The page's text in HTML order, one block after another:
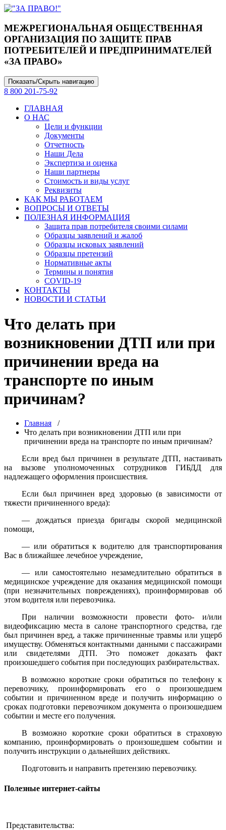
МЕЖРЕГИОНАЛЬНАЯ ОБЩЕСТВЕННАЯ
ОРГАНИЗАЦИЯ ПО ЗАЩИТЕ ПРАВ
ПОТРЕБИТЕЛЕЙ И ПРЕДПРИНИМАТЕЛЕЙ
«ЗА ПРАВО»
Показать/Скрыть навигацию
8 800 201-75-92
ГЛАВНАЯ
О НАС
Цели и функции
Документы
Отчетность
Наши Дела
Экспертиза и оценка
Наши партнеры
Стоимость и виды услуг
Реквизиты
КАК МЫ РАБОТАЕМ
ВОПРОСЫ И ОТВЕТЫ
ПОЛЕЗНАЯ ИНФОРМАЦИЯ
Защита прав потребителя своими силами
Образцы заявлений и жалоб
Образцы исковых заявлений
Образцы претензий
Нормативные акты
Термины и понятия
COVID-19
КОНТАКТЫ
НОВОСТИ И СТАТЬИ
Что делать при
возникновении ДТП или при
причинении вреда на
транспорте по иным
причинам?
Главная /
Что делать при возникновении ДТП или при
причинении вреда на транспорте по иным причинам?
Если вред был причинен в результате ДТП, настаивать
на вызове уполномоченных сотрудников ГИБДД для
надлежащего оформления происшествия.
Если был причинен вред здоровью (в зависимости от
тяжести причиненного вреда):
— дождаться приезда бригады скорой медицинской
помощи,
— или обратиться к водителю для транспортирования
Вас в ближайшее лечебное учреждение,
— или самостоятельно незамедлительно обратиться в
медицинское учреждение для оказания медицинской помощи
(при незначительных повреждениях), проинформировав об
этом водителя или перевозчика.
При наличии возможности провести фото- и/или
видеофиксацию места в салоне транспортного средства, где
был причинен вред, а также причиненные травмы или ущерб
имуществу. Обменяться контактными данными с пассажирами
или свидетелями ДТП. Это поможет доказать факт
произошедшего события при последующих разбирательствах.
В возможно короткие сроки обратиться по телефону к
перевозчику, проинформировать его о произошедшем
событии и причиненном вреде и получить информацию о
сроках подготовки перевозчиком документа о произошедшем
событии и месте его получения.
В возможно короткие сроки обратиться в страховую
компанию, проинформировать о произошедшем событии и
получить инструкции о дальнейших действиях.
Подготовить и направить претензию перевозчику.
Полезные интернет-сайты
Представительства: